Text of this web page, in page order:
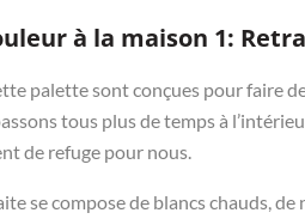
à la maison 1:
palette sont conçues pour faire
tous plus de temps à
de refuge pour nous.
se compose de blancs chauds,